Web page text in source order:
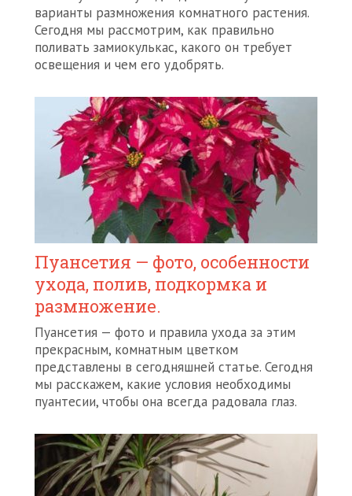
варианты размножения комнатного растения.
Сегодня мы рассмотрим, как правильно
поливать замиокулькас, какого он требует
освещения и чем его удобрять.
Пуансетия — фото, особенности
ухода, полив, подкормка и
размножение.
Пуансетия — фото и правила ухода за этим
прекрасным, комнатным цветком
представлены в сегодняшней статье. Сегодня
мы расскажем, какие условия необходимы
пуантесии, чтобы она всегда радовала глаз.